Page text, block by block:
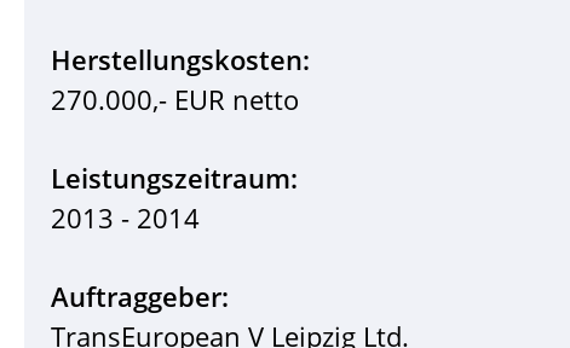
Herstellungskosten:
270.000,- EUR netto
Leistungszeitraum:
2013 - 2014
Auftraggeber:
TransEuropean V Leipzig Ltd.